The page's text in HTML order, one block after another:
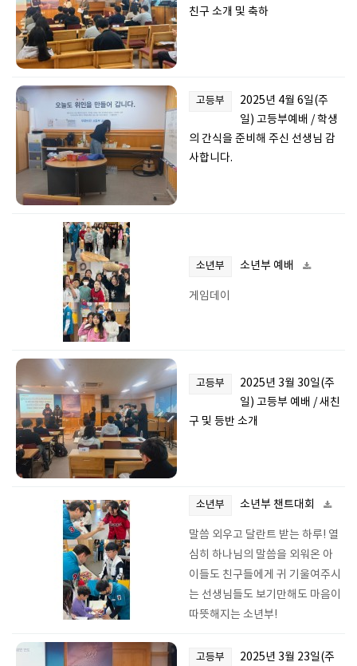
친구 소개 및 축하
고등부
2025년 4월 6일(주
일) 고등부예배 / 학생
의 간식을 준비해 주신 선생님 감
사합니다.
소년부 소년부 예배
게임데이
고등부
2025년 3월 30일(주
일) 고등부 예배 / 새친
구 및 등반 소개
소년부 소년부 챈트대회
말씀 외우고 달란트 받는 하루! 열
심히 하나님의 말씀을 외워온 아
이들도 친구들에게 귀 기울여주시
는 선생님들도 보기만해도 마음이
따뜻해지는 소년부!
고등부 2025년 3월 23일(주